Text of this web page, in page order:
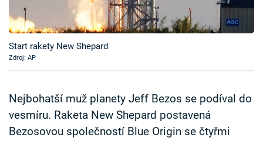
Sledujte prima+
Sledujte nás
Start rakety New Shepard
Zdroj: AP
Nejbohatší muž planety Jeff Bezos se podíval do
vesmíru. Raketa New Shepard postavená
Bezosovou společností Blue Origin se čtyřmi